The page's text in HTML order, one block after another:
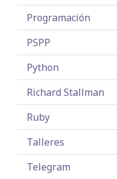
Programación
PSPP
Python
Richard Stallman
Ruby
Talleres
Telegram